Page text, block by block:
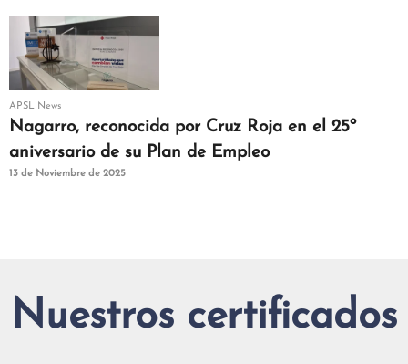
APSL News
Nagarro, reconocida por Cruz Roja en el 25º
aniversario de su Plan de Empleo
13 de Noviembre de 2025
Nuestros certificados